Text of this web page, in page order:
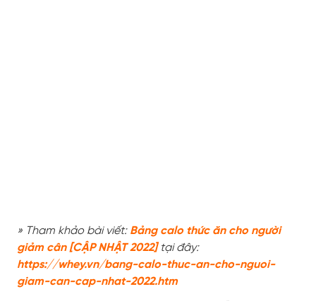
» Tham khảo bài viết: Bảng calo thức ăn cho người
giảm cân [CẬP NHẬT 2022]tại đây:
https://whey.vn/bang-calo-thuc-an-cho-nguoi-
giam-can-cap-nhat-2022.htm